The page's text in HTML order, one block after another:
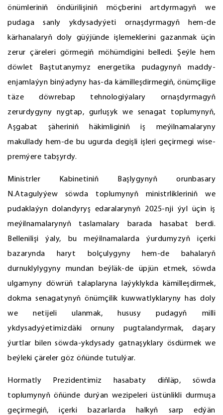
önümleriniň öndürilişiniň möçberini artdyrmagyň we
pudaga sanly ykdysadyýeti ornaşdyrmagyň hem-de
kärhanalaryň doly güýjünde işlemeklerini gazanmak üçin
zerur çäreleri görmegiň möhümdigini belledi. Şeýle hem
döwlet Baştutanymyz energetika pudagynyň maddy-
enjamlaýyn binýadyny has-da kämilleşdirmegiň, önümçilige
täze döwrebap tehnologiýalary ornaşdyrmagyň
zerurdygyny nygtap, gurluşyk we senagat toplumynyň,
Aşgabat şäheriniň häkimliginiň iş meýilnamalaryny
makullady hem-de bu ugurda degişli işleri geçirmegi wise-
premýere tabşyrdy.
Ministrler Kabinetiniň Başlygynyň orunbasary
N.Atagulyýew söwda toplumynyň ministrlikleriniň we
pudaklaýyn dolandyryş edaralarynyň 2025-nji ýyl üçin iş
meýilnamalarynyň taslamalary barada hasabat berdi.
Bellenilişi ýaly, bu meýilnamalarda ýurdumyzyň içerki
bazarynda haryt bolçulygyny hem-de bahalaryň
durnuklylygyny mundan beýläk-de üpjün etmek, söwda
ulgamyny döwrüň talaplaryna laýyklykda kämilleşdirmek,
dokma senagatynyň önümçilik kuwwatlyklaryny has doly
we netijeli ulanmak, hususy pudagyň milli
ykdysadyýetimizdäki ornuny pugtalandyrmak, daşary
ýurtlar bilen söwda-ykdysady gatnaşyklary ösdürmek we
beýleki çäreler göz öňünde tutulýar.
Hormatly Prezidentimiz hasabaty diňläp, söwda
toplumynyň öňünde durýan wezipeleri üstünlikli durmuşa
geçirmegiň, içerki bazarlarda halkyň sarp edýän